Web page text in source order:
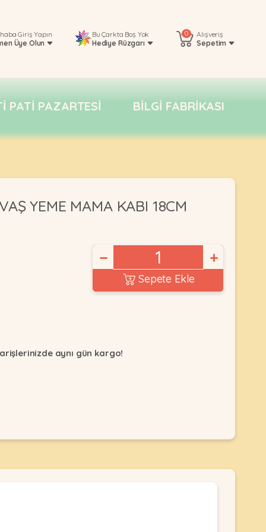
Giriş Yapın
Üye Olun
Bu Çarkta Boş Yok
Hediye Rüzgarı
0
Alışveriş
Sepetim
PATI PAZARTESI BILGI FABRIKASI
YEME MAMA KABI 18CM
− +
Sepete Ekle
aynı gün kargo!